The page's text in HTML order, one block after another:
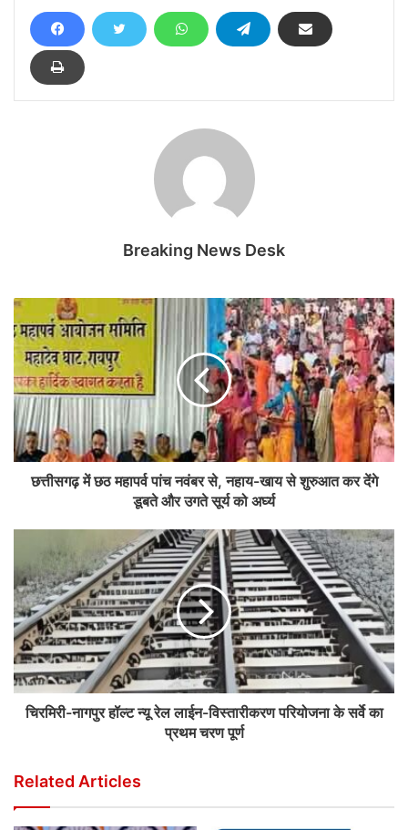
Breaking News Desk
छत्तीसगढ़ में छठ महापर्व पांच नवंबर से, नहाय-खाय से शुरुआत कर देंगे
डूबते और उगते सूर्य को अर्घ्य
चिरमिरी-नागपुर हॉल्ट न्यू रेल लाईन-विस्तारीकरण परियोजना के सर्वे का
प्रथम चरण पूर्ण
Related Articles